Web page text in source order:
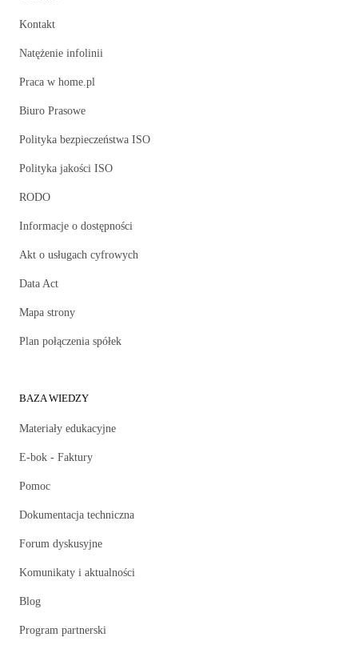
Kontakt
Natężenie infolinii
Praca w home.pl
Biuro Prasowe
Polityka bezpieczeństwa ISO
Polityka jakości ISO
RODO
Informacje o dostępności
Akt o usługach cyfrowych
Data Act
Mapa strony
Plan połączenia spółek
BAZA WIEDZY
Materiały edukacyjne
E-bok - Faktury
Pomoc
Dokumentacja techniczna
Forum dyskusyjne
Komunikaty i aktualności
Blog
Program partnerski